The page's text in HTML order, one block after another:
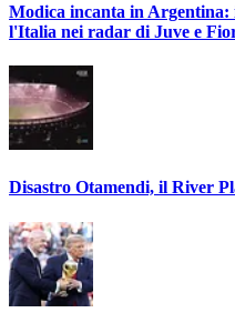
Modica incanta in Argentina:
l'Italia nei radar di Juve e
Disastro Otamendi, il River